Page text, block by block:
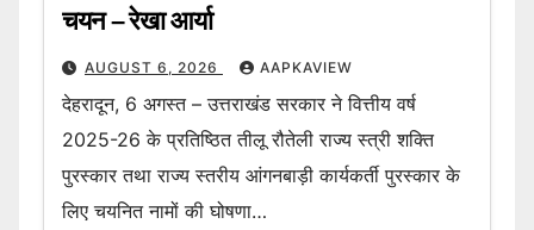
चयन – रेखा आर्या
AUGUST 6, 2026 AAPKAVIEW
देहरादून, 6 अगस्त – उत्तराखंड सरकार ने वित्तीय वर्ष
2025-26 के प्रतिष्ठित तीलू रौतेली राज्य स्त्री शक्ति
पुरस्कार तथा राज्य स्तरीय आंगनबाड़ी कार्यकर्ती पुरस्कार के
लिए चयनित नामों की घोषणा…